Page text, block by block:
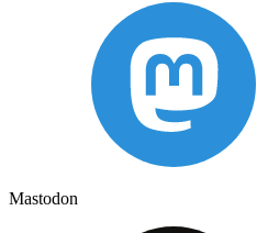
Mastodon